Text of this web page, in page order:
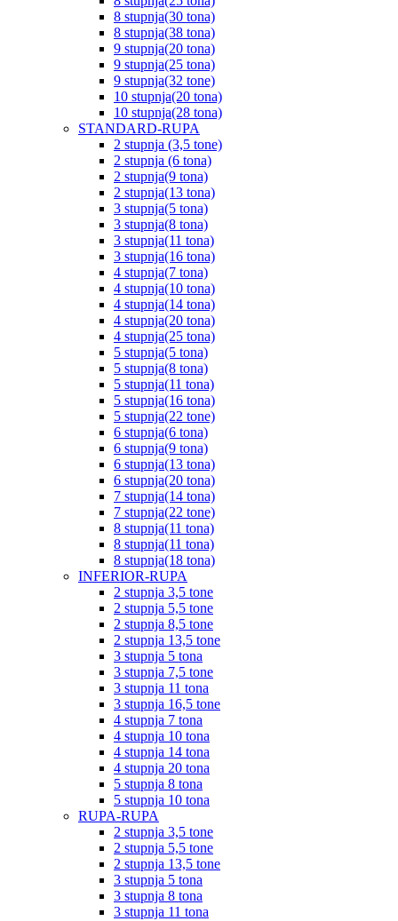
8 stupnja(30 tona)
8 stupnja(38 tona)
9 stupnja(20 tona)
9 stupnja(25 tona)
9 stupnja(32 tone)
10 stupnja(20 tona)
10 stupnja(28 tona)
STANDARD-RUPA
2 stupnja (3,5 tone)
2 stupnja (6 tona)
2 stupnja(9 tona)
2 stupnja(13 tona)
3 stupnja(5 tona)
3 stupnja(8 tona)
3 stupnja(11 tona)
3 stupnja(16 tona)
4 stupnja(7 tona)
4 stupnja(10 tona)
4 stupnja(14 tona)
4 stupnja(20 tona)
4 stupnja(25 tona)
5 stupnja(5 tona)
5 stupnja(8 tona)
5 stupnja(11 tona)
5 stupnja(16 tona)
5 stupnja(22 tone)
6 stupnja(6 tona)
6 stupnja(9 tona)
6 stupnja(13 tona)
6 stupnja(20 tona)
7 stupnja(14 tona)
7 stupnja(22 tone)
8 stupnja(11 tona)
8 stupnja(11 tona)
8 stupnja(18 tona)
INFERIOR-RUPA
2 stupnja 3,5 tone
2 stupnja 5,5 tone
2 stupnja 8,5 tone
2 stupnja 13,5 tone
3 stupnja 5 tona
3 stupnja 7,5 tone
3 stupnja 11 tona
3 stupnja 16,5 tone
4 stupnja 7 tona
4 stupnja 10 tona
4 stupnja 14 tona
4 stupnja 20 tona
5 stupnja 8 tona
5 stupnja 10 tona
RUPA-RUPA
2 stupnja 3,5 tone
2 stupnja 5,5 tone
2 stupnja 13,5 tone
3 stupnja 5 tona
3 stupnja 8 tona
3 stupnja 11 tona